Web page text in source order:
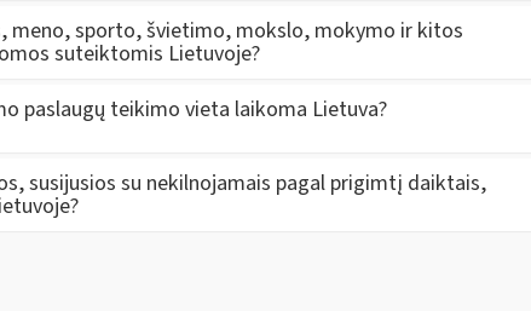
meno, sporto, švietimo, mokslo, mokymo ir kitos
suteiktomis Lietuvoje?
paslaugų teikimo vieta laikoma Lietuva?
susijusios su nekilnojamais pagal prigimtį daiktais,